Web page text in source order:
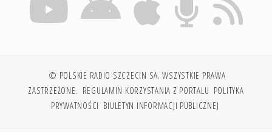
© POLSKIE RADIO SZCZECIN SA. WSZYSTKIE PRAWA
ZASTRZEŻONE. REGULAMIN KORZYSTANIA Z PORTALU POLITYKA
PRYWATNOŚCI BIULETYN INFORMACJI PUBLICZNEJ